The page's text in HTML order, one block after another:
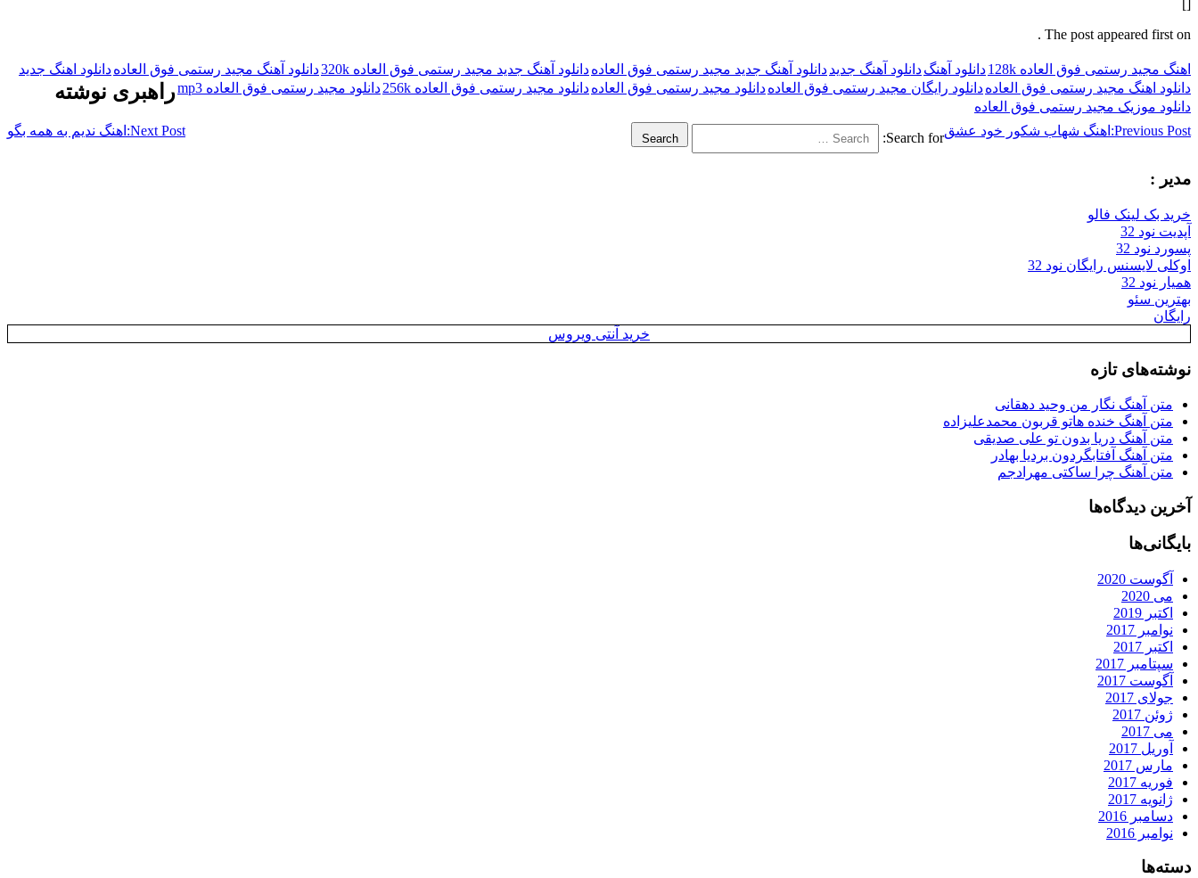
The post appeared first on .
اهنگ مجید رستمی فوق العاده 128k دانلود آهنگدانلود آهنگ جدیددانلود آهنگ جدید مجید رستمی فوق العادهدانلود آهنگ جدید مجید رستمی فوق العاده 320k دانلود آهنگ مجید رستمی فوق العادهدانلود اهنگ جدید
دانلود اهنگ مجید رستمی فوق العادهدانلود رایگان مجید رستمی فوق العادهدانلود مجید رستمی فوق العادهدانلود مجید رستمی فوق العاده 256k
دانلود مجید رستمی فوق العاده mp3
دانلود موزیک مجید رستمی فوق العاده
راهبری نوشته
Previous Post: اهنگ شهاب شکور خود عشق Next Post: اهنگ ندیم به همه بگو Search for:
Search
مدیر :
خرید بک لینک فالو
آپدیت نود 32
پسورد نود 32
اوکلی لایسنس رایگان نود 32
همیار نود 32
بهترین سئو
رایگان
خرید آنتی ویروس
نوشته‌های تازه
متن آهنگ نگار من وحید دهقانی
متن آهنگ خنده هاتو قربون محمدعلیزاده
متن آهنگ دریا بدون تو علی صدیقی
متن آهنگ آفتابگردون بردیا بهادر
متن آهنگ چرا ساکتی مهرادجم
آخرین دیدگاه‌ها
بایگانی‌ها
آگوست 2020
می 2020
اکتبر 2019
نوامبر 2017
اکتبر 2017
سپتامبر 2017
آگوست 2017
جولای 2017
ژوئن 2017
می 2017
آوریل 2017
مارس 2017
فوریه 2017
ژانویه 2017
دسامبر 2016
نوامبر 2016
دسته‌ها